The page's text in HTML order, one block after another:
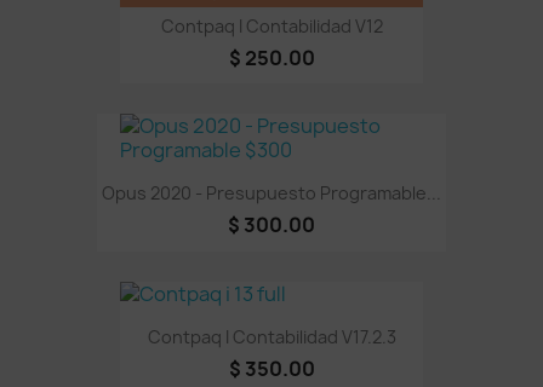
Contpaq I Contabilidad V12
$ 250.00
Opus 2020 - Presupuesto Programable...
$ 300.00
Contpaq I Contabilidad V17.2.3
$ 350.00